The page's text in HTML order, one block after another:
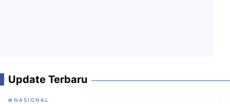
Update Terbaru
NASIONAL